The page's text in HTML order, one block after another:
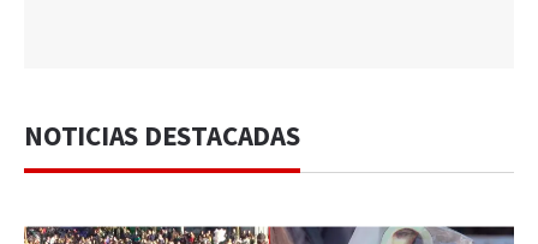
NOTICIAS DESTACADAS